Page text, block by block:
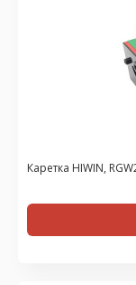
Каретка HIWIN,